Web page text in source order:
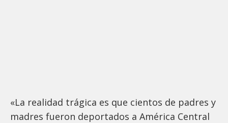
«La realidad trágica es que cientos de padres y
madres fueron deportados a América Central